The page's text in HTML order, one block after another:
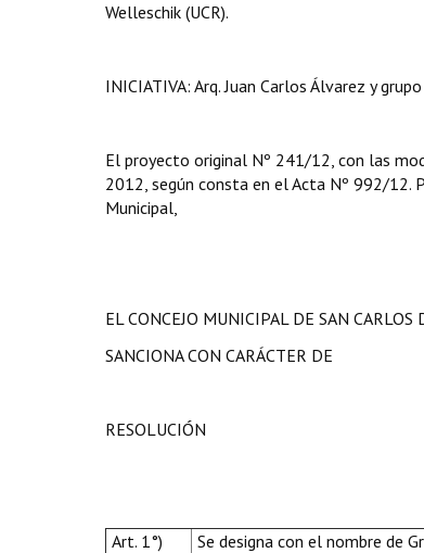
Welleschik (UCR).
INICIATIVA: Arq. Juan Carlos Álvarez y
El proyecto original Nº 241/12, con las
2012, según consta en el Acta Nº 992/12.
Municipal,
EL CONCEJO MUNICIPAL DE SAN CARLOS
SANCIONA CON CARÁCTER DE
RESOLUCIÓN
Art. 1°)
Se designa con el nombre de